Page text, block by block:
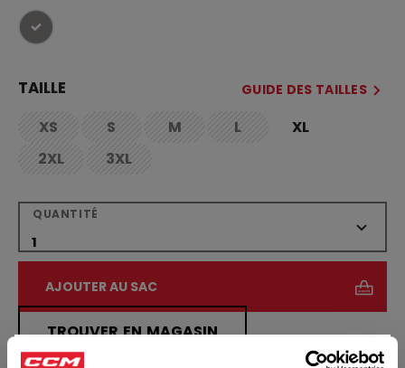
sélectionné
TAILLE GUIDE DES TAILLES
XS
not.available
S
not.available
M
not.available
L
not.available
XL
2XL
not.available
3XL
not.available
QUANTITÉ
AJOUTER AU SAC
TROUVER EN MAGASIN